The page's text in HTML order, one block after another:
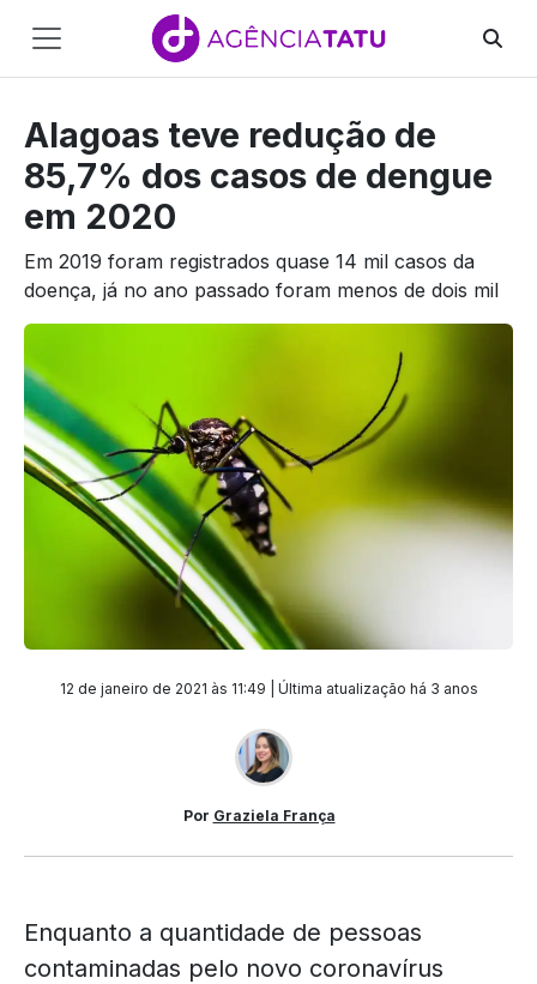
Pular para o conteúdo
Main
Navigation
Alagoas teve redução de
85,7% dos casos de dengue
em 2020
Em 2019 foram registrados quase 14 mil casos da
doença, já no ano passado foram menos de dois mil
12 de janeiro de 2021 às 11:49 | Última atualização há 3 anos
Por Graziela França
Enquanto a quantidade de pessoas
contaminadas pelo novo coronavírus